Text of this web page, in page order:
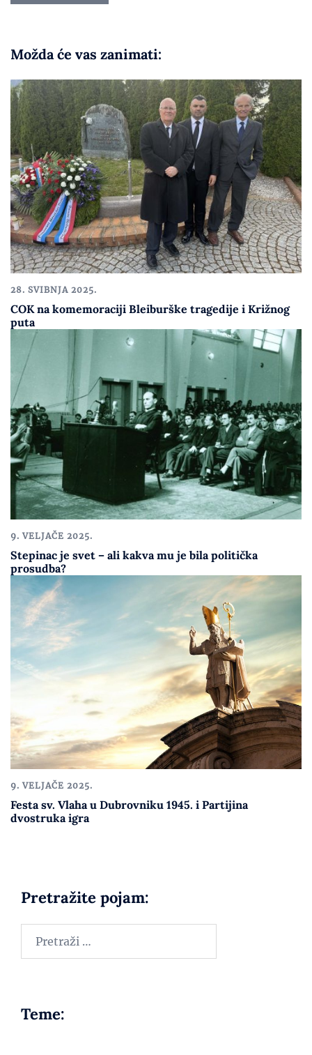
Možda će vas zanimati:
28. SVIBNJA 2025.
COK na komemoraciji Bleiburške tragedije i Križnog
puta
9. VELJAČE 2025.
Stepinac je svet – ali kakva mu je bila politička
prosudba?
9. VELJAČE 2025.
Festa sv. Vlaha u Dubrovniku 1945. i Partijina
dvostruka igra
Pretražite pojam:
Teme: